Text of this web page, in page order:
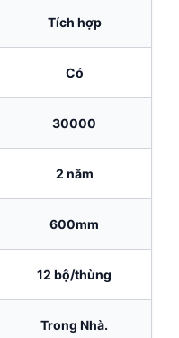
Tích hợp
Có
30000
2 năm
600mm
12 bộ/thùng
Trong Nhà.